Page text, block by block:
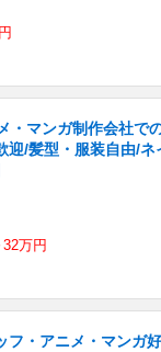
・マンガ制作会社で
迎/髪型・服装自由/ネ
万円
フ・アニメ・マンガ